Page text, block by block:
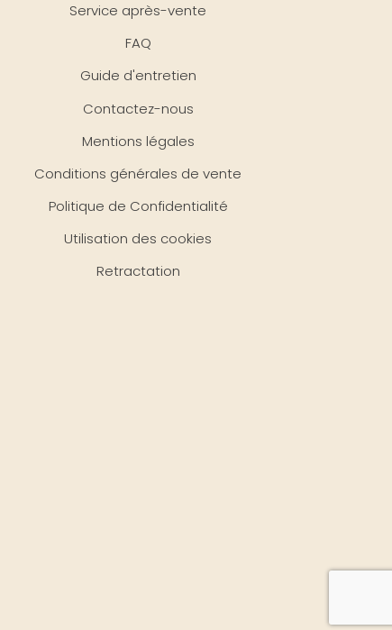
Service après-vente
FAQ
Guide d'entretien
Contactez-nous
Mentions légales
Conditions générales de vente
Politique de Confidentialité
Utilisation des cookies
Retractation